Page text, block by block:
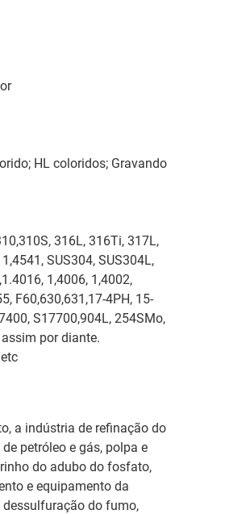
HL coloridos; Gravando
316L, 316Ti, 317L,
SUS304, SUS304L,
1,4006, 1,4002,
F60,630,631,17-4PH, 15-
S17700,904L, 254SMo,
assim por diante.
a indústria de refinação do
petróleo e gás, polpa e
do adubo do fosfato,
e equipamento da
dessulfuração do fumo,